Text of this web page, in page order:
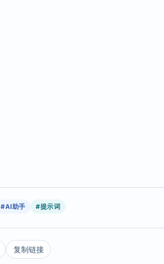
#AI助手 #提示词
复制链接